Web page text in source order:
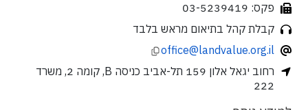
פקס: 03-5239419
קבלת קהל בתיאום מראש בלבד
office@landvalue.org.il
רחוב יגאל אלון 159 תל-אביב כניסה B, קומה 2, משרד
222